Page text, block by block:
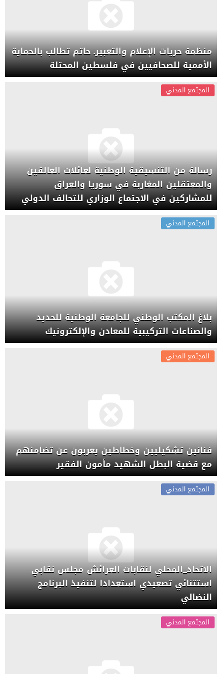
منظمة حريات الإعلام والتعبيرـ حاتم تطالب بالحماية
الأممية للصحافيين في فلسطين المحتلة
المجتمع المدني
رسالة من التنسيقية الوطنية لعائلات العالقين
والمعتقلين المغاربة في سوريا والعراق
للمشاركين في الاجتماع الوزاري للتحالف الدولي
ضد داعش
المجتمع المدني
بلاغ المكتب الوطني للجامعة الوطنية للحديد
والصناعات التركيبية للمعادن والإلكترونيك
المجتمع المدني
فنانين تشكيليين وخطاطين يعربون عن تضامنهم
مع قضية البطل الشهيد مأمون الفقير
المجتمع المدني
الاتحاد_المحلي لنقابات العرائش مجلس نقابي
استتنائي تصعيدي استعدادا لتنفيذ البرنامج
النضالي
المجتمع المدني